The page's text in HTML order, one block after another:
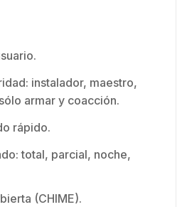
instalador, maestro,
armar y coacción.
rápido.
total, parcial, noche,
(CHIME).